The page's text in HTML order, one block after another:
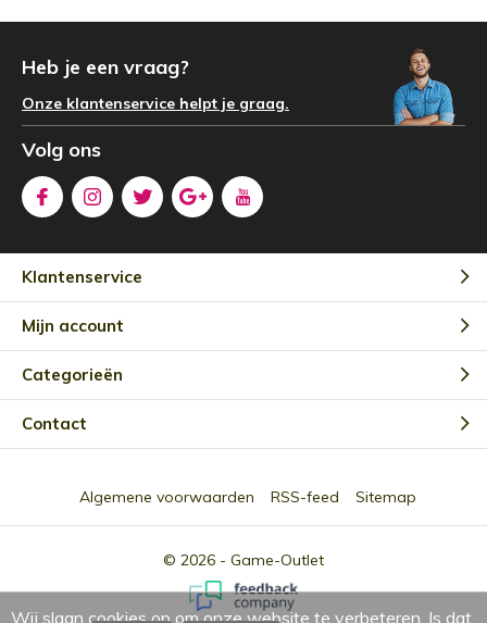
Heb je een vraag?
Onze klantenservice helpt je graag.
Volg ons
Klantenservice
Mijn account
Categorieën
Contact
© 2026 - Game-Outlet
Algemene voorwaarden RSS-feed Sitemap
Wij slaan cookies op om onze website te verbeteren. Is dat